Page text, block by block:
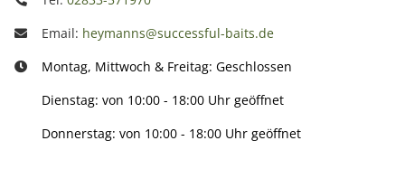
Email: heymanns@successful-baits.de
Montag, Mittwoch & Freitag: Geschlossen
Dienstag: von 10:00 - 18:00 Uhr geöffnet
Donnerstag: von 10:00 - 18:00 Uhr geöffnet